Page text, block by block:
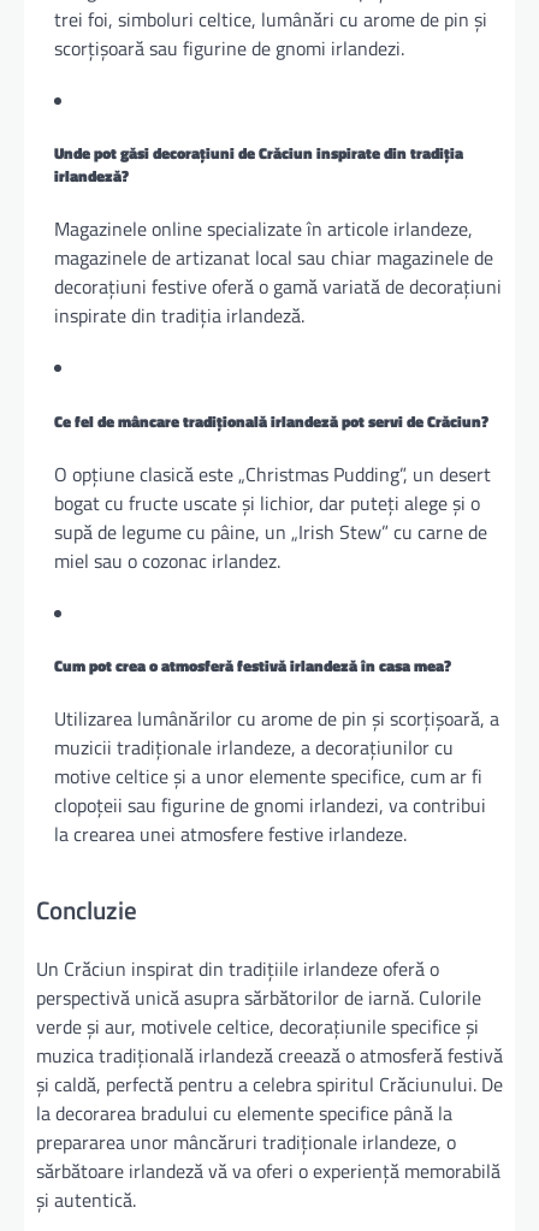
trei foi, simboluri celtice, lumânări cu arome de pin și
scorțișoară sau figurine de gnomi irlandezi.
Unde pot găsi decorațiuni de Crăciun inspirate din tradiția
irlandeză?
Magazinele online specializate în articole irlandeze,
magazinele de artizanat local sau chiar magazinele de
decorațiuni festive oferă o gamă variată de decorațiuni
inspirate din tradiția irlandeză.
Ce fel de mâncare tradițională irlandeză pot servi de Crăciun?
O opțiune clasică este „Christmas Pudding”, un desert
bogat cu fructe uscate și lichior, dar puteți alege și o
supă de legume cu pâine, un „Irish Stew” cu carne de
miel sau o cozonac irlandez.
Cum pot crea o atmosferă festivă irlandeză în casa mea?
Utilizarea lumânărilor cu arome de pin și scorțișoară, a
muzicii tradiționale irlandeze, a decorațiunilor cu
motive celtice și a unor elemente specifice, cum ar fi
clopoțeii sau figurine de gnomi irlandezi, va contribui
la crearea unei atmosfere festive irlandeze.
Concluzie
Un Crăciun inspirat din tradițiile irlandeze oferă o
perspectivă unică asupra sărbătorilor de iarnă. Culorile
verde și aur, motivele celtice, decorațiunile specifice și
muzica tradițională irlandeză creează o atmosferă festivă
și caldă, perfectă pentru a celebra spiritul Crăciunului. De
la decorarea bradului cu elemente specifice până la
prepararea unor mâncăruri tradiționale irlandeze, o
sărbătoare irlandeză vă va oferi o experiență memorabilă
și autentică.